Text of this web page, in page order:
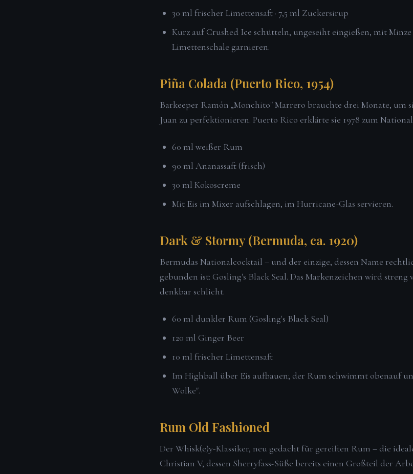
30 ml frischer Limettensaft · 7,5 ml Zuckersirup
Kurz auf Crushed Ice schütteln, ungeseiht eingießen, mit Minze
Limettenschale garnieren.
Piña Colada (Puerto Rico, 1954)
Barkeeper Ramón „Monchito" Marrero brauchte drei Monate, um
Juan zu perfektionieren. Puerto Rico erklärte sie 1978 zum
60 ml weißer Rum
90 ml Ananassaft (frisch)
30 ml Kokoscreme
Mit Eis im Mixer aufschlagen, im Hurricane-Glas servieren.
Dark & Stormy (Bermuda, ca. 1920)
Bermudas Nationalcocktail – und der einzige, dessen Name
gebunden ist: Gosling's Black Seal. Das Markenzeichen wird
denkbar schlicht.
60 ml dunkler Rum (Gosling's Black Seal)
120 ml Ginger Beer
10 ml frischer Limettensaft
Im Highball über Eis aufbauen; der Rum schwimmt obenauf
Wolke".
Rum Old Fashioned
Der Whisk(e)y-Klassiker, neu gedacht für gereiften Rum – die
Christian V, dessen Sherryfass-Süße bereits einen Großteil der